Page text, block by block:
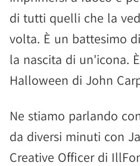
di tutti quelli che la
volta. È un battesimo
la nascita di un'icona.
Halloween di John
Ne stiamo parlando
da diversi minuti con
Creative Officer di